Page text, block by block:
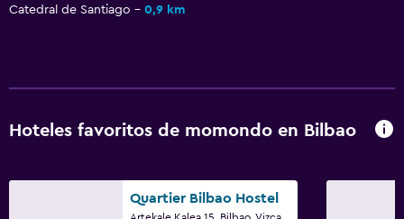
Mostrador de información turística
Estacionamiento y transporte
Estacionamiento privado
Catedral de Santiago
0,9 km
Hoteles favoritos de momondo en Bilbao
Quartier Bilbao Hostel